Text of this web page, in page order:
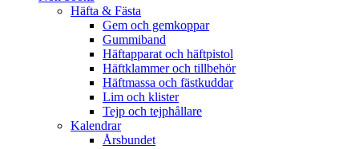
Häfta & Fästa
Gem och gemkoppar
Gummiband
Häftapparat och häftpistol
Häftklammer och tillbehör
Häftmassa och fästkuddar
Lim och klister
Tejp och tejphållare
Kalendrar
Årsbundet